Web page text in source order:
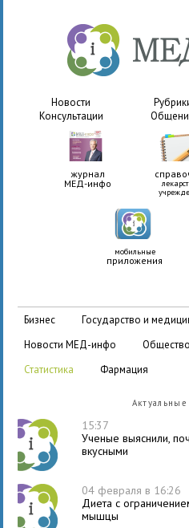
Новости
Консультации
журнал
МЕД-инфо
мобильные
приложения
бизнес государство и
новости МЕД-инфо
общество
статистика
фармация
Актуальные
15:37
Ученые выяснили,
вкусными
04 февраля в 16:26
Диета с
мышцы